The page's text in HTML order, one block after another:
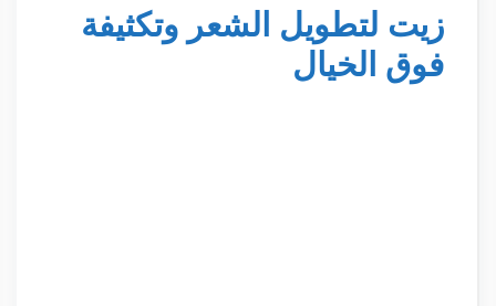
زيت لتطويل الشعر وتكثيفة
فوق الخيال